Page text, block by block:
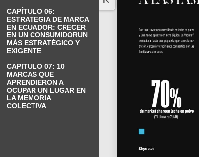
CAPÍTULO 06:
ESTRATEGIA DE MARCA
EN ECUADOR: CRECER
EN UN CONSUMIDORUN
MÁS ESTRATÉGICO Y
EXIGENTE
CAPÍTULO 07: 10
MARCAS QUE
APRENDIERON A
OCUPAR UN LUGAR EN
LA MEMORIA
COLECTIVA